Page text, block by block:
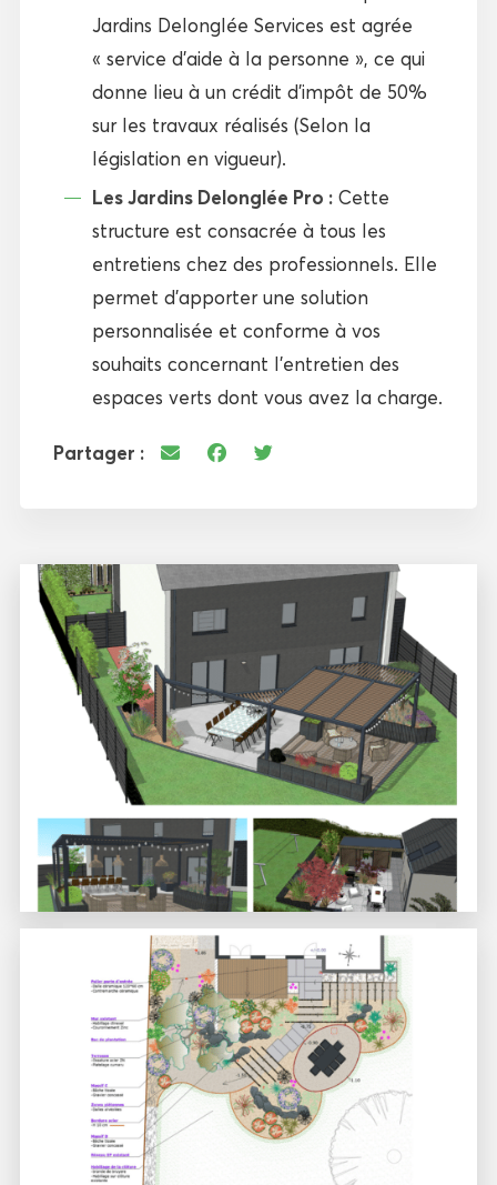
Jardins Delonglée Services est agrée
« service d’aide à la personne », ce qui
donne lieu à un crédit d’impôt de 50%
sur les travaux réalisés (Selon la
législation en vigueur).
Les Jardins Delonglée Pro :Cette
structure est consacrée à tous les
entretiens chez des professionnels. Elle
permet d’apporter une solution
personnalisée et conforme à vos
souhaits concernant l’entretien des
espaces verts dont vous avez la charge.
Partager :